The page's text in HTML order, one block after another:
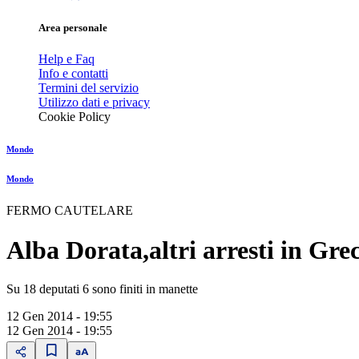
Area personale
Help e Faq
Info e contatti
Termini del servizio
Utilizzo dati e privacy
Cookie Policy
Mondo
Mondo
FERMO CAUTELARE
Alba Dorata,altri arresti in
Su 18 deputati 6 sono finiti in manette
12 Gen 2014 - 19:55
12 Gen 2014 - 19:55